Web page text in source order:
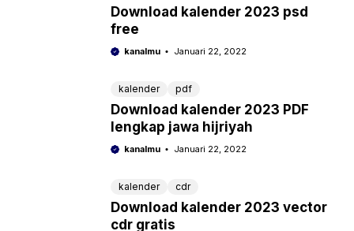
Download kalender 2023 psd
free
kanalmu Januari 22, 2022
kalender pdf
Download kalender 2023 PDF
lengkap jawa hijriyah
kanalmu Januari 22, 2022
kalender cdr
Download kalender 2023 vector
cdr gratis